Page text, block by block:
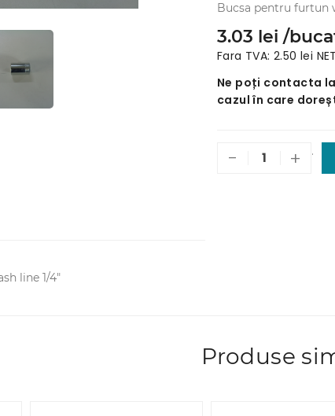
Bucsa pentru furtun
3.03 lei /
Fara TVA: 2.50 lei NET
Ne poți contacta
cazul în care
- + .
line 1/4"
Produse